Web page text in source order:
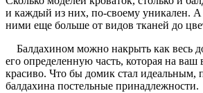
и каждый из них, по-своему уникален.
ними еще больше от видов тканей до
Балдахином можно накрыть как весь
его определенную часть, которая на ваш
красиво. Что бы домик стал идеальным,
балдахина постельные принадлежности.